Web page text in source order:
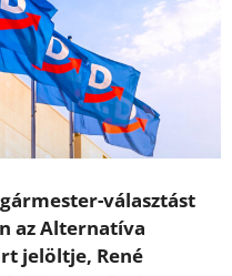
választást
az Alternatíva
jelöltje, René